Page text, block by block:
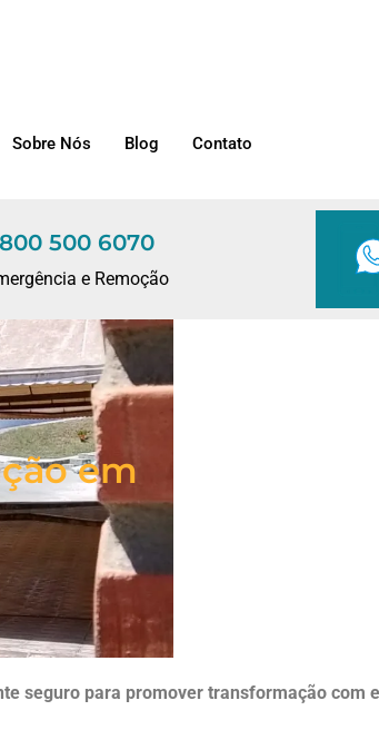
Sobre Nós Blog Contato
500 6070
e Remoção
em
seguro para promover transformação com